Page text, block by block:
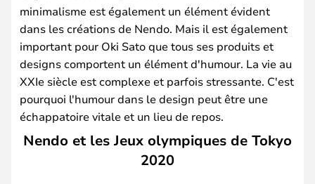
minimalisme est également un élément évident
dans les créations de Nendo. Mais il est également
important pour Oki Sato que tous ses produits et
designs comportent un élément d'humour. La vie au
XXIe siècle est complexe et parfois stressante. C'est
pourquoi l'humour dans le design peut être une
échappatoire vitale et un lieu de repos.
Nendo et les Jeux olympiques de Tokyo
2020